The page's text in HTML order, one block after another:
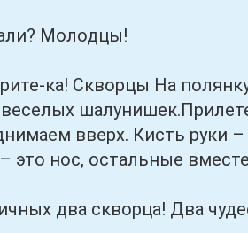
Молодцы!
ка! Скворцы На полянку
вверх. Кисть руки
это нос, остальные
два скворца! Два